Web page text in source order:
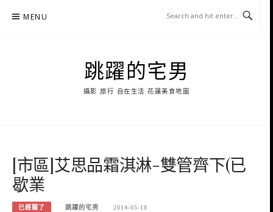
MENU
跳躍的宅男
攝影 旅行 自在生活 花蓮美食地圖
[市區]艾思品霜淇淋-雙管齊下(已
歇業
已經關了 跳躍的宅男 2014-05-18